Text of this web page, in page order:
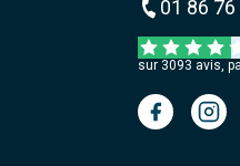
01 86 76
sur 3093 avis,